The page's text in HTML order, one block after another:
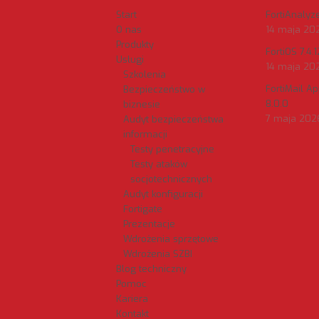
Start
O nas
Produkty
Usługi
Szkolenia
Bezpieczeństwo w
biznesie
Audyt bezpieczeństwa
informacji
Testy penetracyjne
Testy ataków
socjotechnicznych
Audyt konfiguracji
Fortigate
Prezentacje
Wdrożenia sprzętowe
Wdrożenia SZBI
Blog techniczny
Pomoc
Kariera
Kontakt
14 maja
FortiOS
14 maja
FortiMail
8.0.0
7 maja